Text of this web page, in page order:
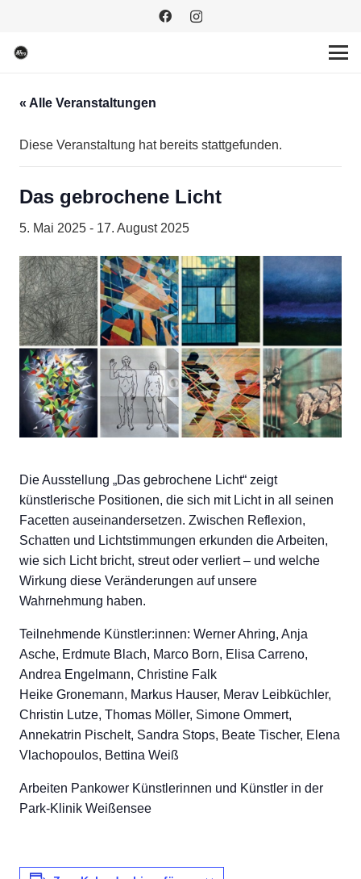
« Alle Veranstaltungen
Diese Veranstaltung hat bereits stattgefunden.
Das gebrochene Licht
5. Mai 2025 - 17. August 2025
Die Ausstellung „Das gebrochene Licht“ zeigt
künstlerische Positionen, die sich mit Licht in all seinen
Facetten auseinandersetzen. Zwischen Reflexion,
Schatten und Lichtstimmungen erkunden die Arbeiten,
wie sich Licht bricht, streut oder verliert – und welche
Wirkung diese Veränderungen auf unsere
Wahrnehmung haben.
Teilnehmende Künstler:innen: Werner Ahring, Anja
Asche, Erdmute Blach, Marco Born, Elisa Carreno,
Andrea Engelmann, Christine Falk
Heike Gronemann, Markus Hauser, Merav Leibküchler,
Christin Lutze, Thomas Möller, Simone Ommert,
Annekatrin Pischelt, Sandra Stops, Beate Tischer, Elena
Vlachopoulos, Bettina Weiß
Arbeiten Pankower Künstlerinnen und Künstler in der
Park-Klinik Weißensee